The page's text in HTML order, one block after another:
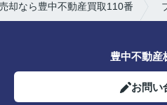
却なら豊中不動産買取110番
豊中不動産
お問い